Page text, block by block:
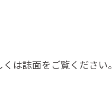
は誌面をご覧ください。